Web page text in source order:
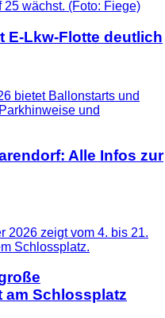
E-Lkw-Flotte deutlich
Alle Infos zur
am Schlossplatz